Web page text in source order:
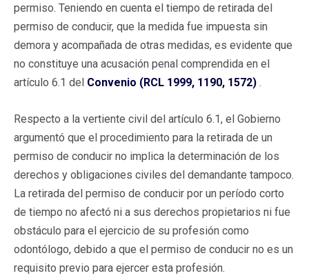
permiso. Teniendo en cuenta el tiempo de retirada del
permiso de conducir, que la medida fue impuesta sin
demora y acompañada de otras medidas, es evidente que
no constituye una acusación penal comprendida en el
artículo 6.1 del Convenio (RCL 1999, 1190, 1572) .
Respecto a la vertiente civil del artículo 6.1, el Gobierno
argumentó que el procedimiento para la retirada de un
permiso de conducir no implica la determinación de los
derechos y obligaciones civiles del demandante tampoco.
La retirada del permiso de conducir por un período corto
de tiempo no afectó ni a sus derechos propietarios ni fue
obstáculo para el ejercicio de su profesión como
odontólogo, debido a que el permiso de conducir no es un
requisito previo para ejercer esta profesión.